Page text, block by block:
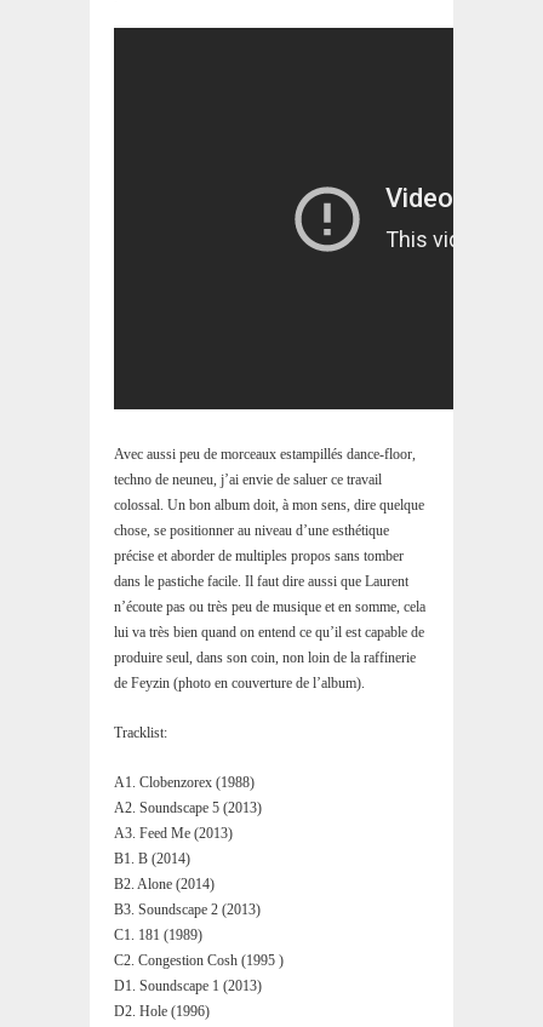
Avec aussi peu de morceaux estampillés dance-floor,
techno de neuneu, j’ai envie de saluer ce travail
colossal. Un bon album doit, à mon sens, dire quelque
chose, se positionner au niveau d’une esthétique
précise et aborder de multiples propos sans tomber
dans le pastiche facile. Il faut dire aussi que Laurent
n’écoute pas ou très peu de musique et en somme, cela
lui va très bien quand on entend ce qu’il est capable de
produire seul, dans son coin, non loin de la raffinerie
de Feyzin (photo en couverture de l’album).
Tracklist:
A1. Clobenzorex (1988)
A2. Soundscape 5 (2013)
A3. Feed Me (2013)
B1. B (2014)
B2. Alone (2014)
B3. Soundscape 2 (2013)
C1. 181 (1989)
C2. Congestion Cosh (1995 )
D1. Soundscape 1 (2013)
D2. Hole (1996)